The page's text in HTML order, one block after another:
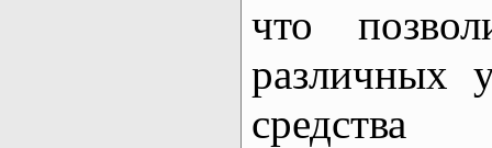
что
различных